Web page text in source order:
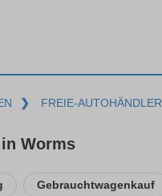
❯ FREIE-AUTOHÄNDLER
Worms
Gebrauchtwagenkauf